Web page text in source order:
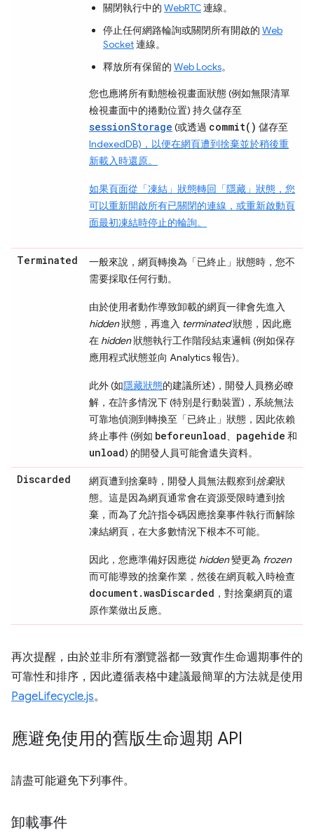
關閉執行中的 WebRTC連線。
停止任何網路輪詢或關閉所有開啟的 Web
Socket連線。
釋放所有保留的 Web Locks。
您也應將所有動態檢視畫面狀態 (例如無限清單
檢視畫面中的捲動位置) 持久儲存至
sessionStorage (或透過 commit() 儲存至
IndexedDB)，以便在網頁遭到捨棄並於稍後重
新載入時還原。
如果頁面從「凍結」 狀態轉回「隱藏」 狀態，您
可以重新開啟所有已關閉的連線，或重新啟動頁
面最初凍結時停止的輪詢。
Terminated 一般來說，網頁轉換為「已終止」 狀態時，您不
需要採取任何行動。
由於使用者動作導致卸載的網頁一律會先進入
hidden狀態，再進入 terminated狀態，因此應
在 hidden狀態執行工作階段結束邏輯 (例如保存
應用程式狀態並向 Analytics 報告)。
此外 (如隱藏狀態的建議所述)，開發人員務必瞭
解，在許多情況下 (特別是行動裝置)，系統無法
可靠地偵測到轉換至「已終止」 狀態，因此依賴
終止事件 (例如 beforeunload、 pagehide 和
unload) 的開發人員可能會遺失資料。
Discarded 網頁遭到捨棄時，開發人員無法觀察到捨棄狀
態。這是因為網頁通常會在資源受限時遭到捨
棄，而為了允許指令碼因應捨棄事件執行而解除
凍結網頁，在大多數情況下根本不可能。
因此，您應準備好因應從 hidden變更為 frozen
而可能導致的捨棄作業，然後在網頁載入時檢查
document.wasDiscarded ，對捨棄網頁的還
原作業做出反應。
再次提醒，由於並非所有瀏覽器都一致實作生命週期事件的
可靠性和排序，因此遵循表格中建議最簡單的方法就是使用
PageLifecycle.js。
應避免使用的舊版生命週期 API
請盡可能避免下列事件。
卸載事件